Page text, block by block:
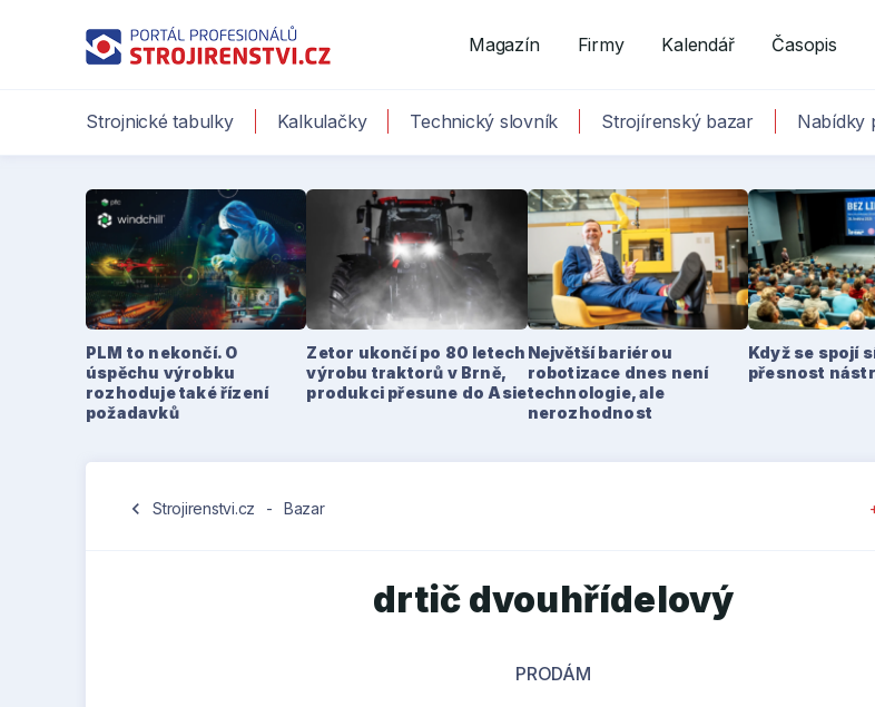
Magazín Firmy Kalendář Časopis
Strojnické tabulky Kalkulačky Technický slovník Strojírenský bazar Nabídky
PLM to nekončí. O
úspěchu výrobku
rozhoduje také řízení
požadavků
Zetor ukončí po 80 letech
výrobu traktorů v Brně,
produkci přesune do Asie
Největší bariérou
robotizace dnes není
technologie, ale
nerozhodnost
Když se spojí
přesnost
chevron_left Strojirenstvi.cz - Bazar
drtič dvouhřídelový
PRODÁM